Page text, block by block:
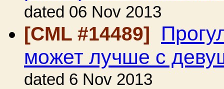
dated 06 Nov 2013
[CML #14489]
может лучше с
dated 6 Nov 2013